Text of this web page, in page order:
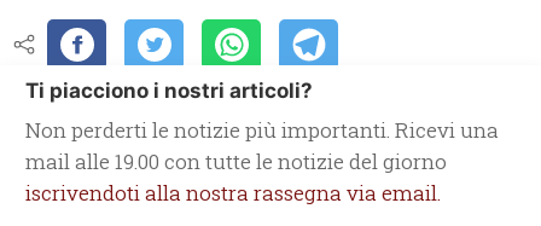
Ti piacciono i nostri articoli?
Non perderti le notizie più importanti. Ricevi una
mail alle 19.00 con tutte le notizie del giorno
iscrivendoti alla nostra rassegna via email.